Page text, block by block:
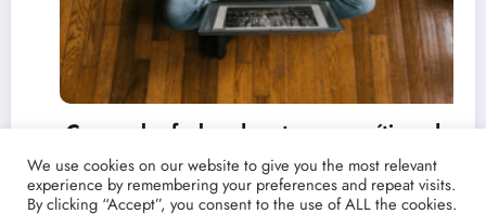
y críticas de
con Point
We use cookies on our website to give you the most relevant
experience by remembering your preferences and repeat visits.
By clicking “Accept”, you consent to the use of ALL the cookies.